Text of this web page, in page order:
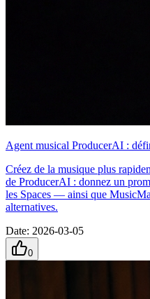
Agent musical ProducerAI :
Créez de la musique plus
de ProducerAI : donnez un
les Spaces — ainsi que
alternatives.
Date: 2026-03-05
0